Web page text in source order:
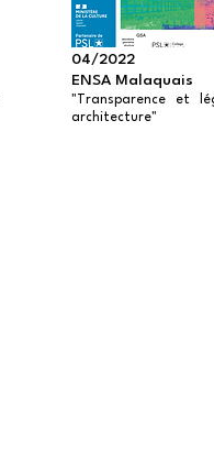
04/2022
ENSA Malaquais
"Transparence et
architecture"